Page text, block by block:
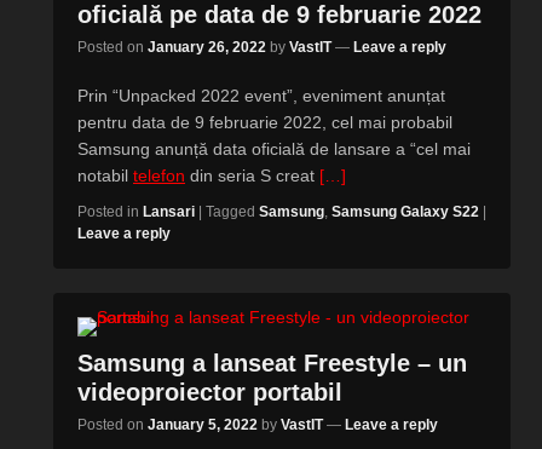
oficială pe data de 9 februarie 2022
Posted on January 26, 2022 by VastIT — Leave a reply
Prin “Unpacked 2022 event”, eveniment anunțat
pentru data de 9 februarie 2022, cel mai probabil
Samsung anunță data oficială de lansare a “cel mai
notabil telefon din seria S creat […]
Posted in Lansari Tagged Samsung, Samsung Galaxy S22
Leave a reply
Samsung a lanseat Freestyle – un
videoproiector portabil
Posted on January 5, 2022 by VastIT — Leave a reply